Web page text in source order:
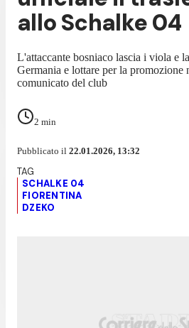
allo Schalke 04
L'attaccante bosniaco lascia i viola e
Germania e lottare per la promozione
comunicato del club
2 min
Pubblicato il 22.01.2026, 13:32
SCHALKE 04
FIORENTINA
DZEKO